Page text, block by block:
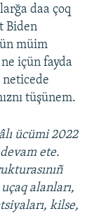
daa çoq
Biden
müim
içün fayda
neticede
tüşünem.
ücümi 2022
ete.
alanları,
kilse,